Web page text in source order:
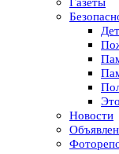
Газеты
Новости